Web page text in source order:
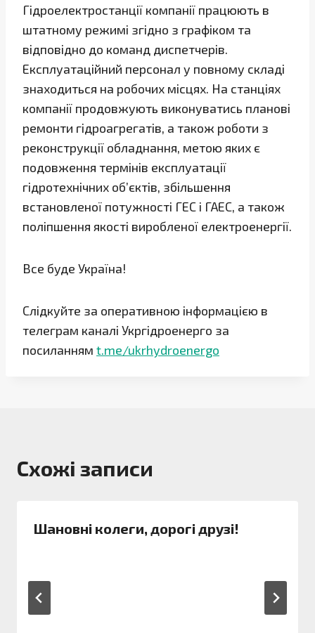
Гідроелектростанції компанії працюють в
штатному режимі згідно з графіком та
відповідно до команд диспетчерів.
Експлуатаційний персонал у повному складі
знаходиться на робочих місцях. На станціях
компанії продовжують виконуватись планові
ремонти гідроагрегатів, а також роботи з
реконструкції обладнання, метою яких є
подовження термінів експлуатації
гідротехнічних об’єктів, збільшення
встановленої потужності ГЕС і ГАЕС, а також
поліпшення якості виробленої електроенергії.
Все буде Україна!
Слідкуйте за оперативною інформацією в
телеграм каналі Укргідроенерго за
посиланням t.me/ukrhydroenergo
Схожі записи
Шановні колеги, дорогі друзі!